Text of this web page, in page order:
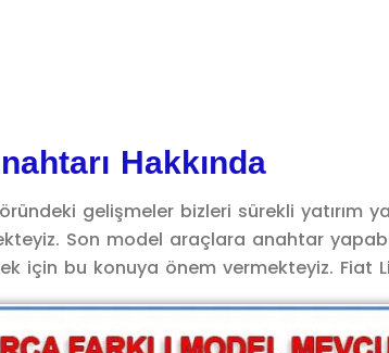
Hakkında
gelişmeler bizleri sürekli yatırım
Son model araçlara anahtar
için bu konuya önem vermekteyiz. Fiat